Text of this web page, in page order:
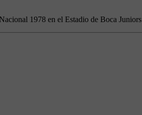
1978 en el Estadio de Boca Juniors